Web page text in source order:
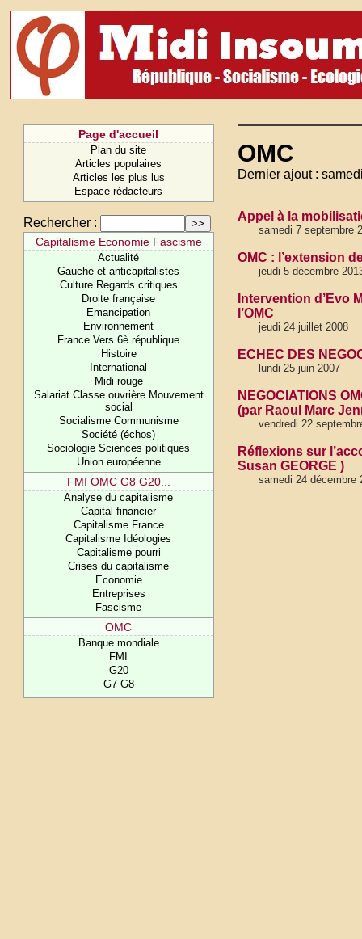
Page d'accueil
Plan du site
Articles populaires
Articles les plus lus
Espace rédacteurs
Rechercher :
Capitalisme Economie Fascisme
Actualité
Gauche et anticapitalistes
Culture Regards critiques
Droite française
Emancipation
Environnement
France Vers 6è république
Histoire
International
Midi rouge
Salariat Classe ouvrière Mouvement
social
Socialisme Communisme
Société (échos)
Sociologie Sciences politiques
Union européenne
FMI OMC G8 G20...
Analyse du capitalisme
Capital financier
Capitalisme France
Capitalisme Idéologies
Capitalisme pourri
Crises du capitalisme
Economie
Entreprises
Fascisme
OMC
Banque mondiale
FMI
G20
G7 G8
OMC
Dernier ajout :
Appel à la
samedi 7 septembre
OMC : l’extension
jeudi 5 décembre
Intervention d’Evo
l’OMC
jeudi 24 juillet 2008
ECHEC DES
lundi 25 juin 2007
NEGOCIATIONS
(par Raoul Marc
vendredi 22
Réflexions sur
Susan GEORGE )
samedi 24 décembre